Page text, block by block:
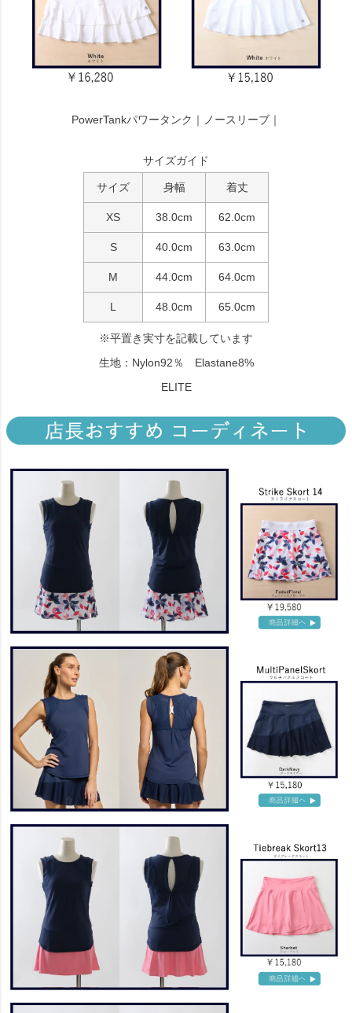
PowerTankパワータンク｜ノースリーブ｜
サイズガイド
サイズ 身幅 着丈
XS 38.0cm 62.0cm
S 40.0cm 63.0cm
M 44.0cm 64.0cm
L 48.0cm 65.0cm
※平置き実寸を記載しています
生地：Nylon92％ Elastane8%
ELITE